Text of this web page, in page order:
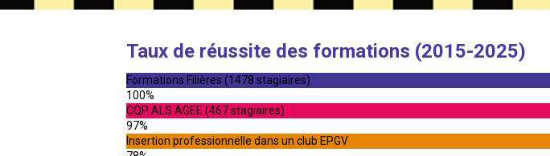
Taux de réussite des formations (2015-2025)
Formations Filières (1478 stagiaires)
100%
CQP ALS AGEE (467 stagiaires)
97%
Insertion professionnelle dans un club EPGV